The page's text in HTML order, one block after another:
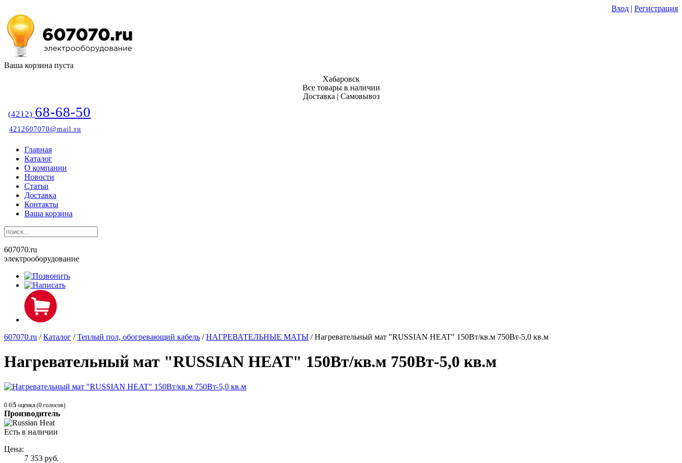
Вход | Регистрация
Ваша корзина пуста
Хабаровск
Все товары в наличии
Доставка | Самовывоз
(4212) 68-68-50
4212607070@mail.ru
Главная
Каталог
О компании
Новости
Статьи
Доставка
Контакты
Ваша корзина
607070.ru
электрооборудование
607070.ru /Каталог /Теплый пол, обогревающий кабель /НАГРЕВАТЕЛЬНЫЕ МАТЫ /Нагревательный мат "RUSSIAN HEAT" 150Вт/кв.м 750Вт-5,0 кв.м
Нагревательный мат "RUSSIAN HEAT" 150Вт/кв.м 750Вт-5,0 кв.м
0.0/5 оценка (0 голосов)
Производитель
Есть в наличии
Цена:
7 353 руб.